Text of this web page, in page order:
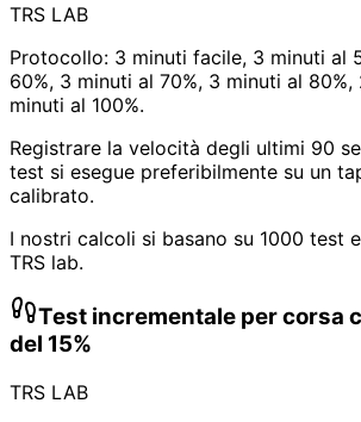
TRS LAB
Protocollo: 3 minuti facile, 3 minuti al
60%, 3 minuti al 70%, 3 minuti al
minuti al 100%.
Registrare la velocità degli ultimi 90
test si esegue preferibilmente su un
calibrato.
I nostri calcoli si basano su 1000 test
TRS lab.
Test incrementale per corsa
del 15%
TRS LAB